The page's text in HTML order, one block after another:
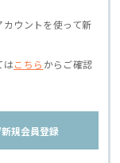
ウントを使って新
はこちら からご確認
規会員登録